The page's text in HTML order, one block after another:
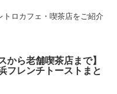
ロカフェ・喫茶店をご紹介
から老舗喫茶店まで】
フレンチトーストまと